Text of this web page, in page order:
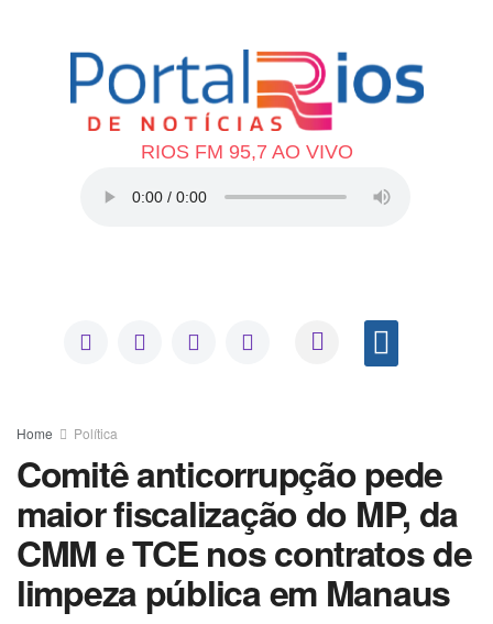
RIOS FM 95,7 AO VIVO
Home Política
Comitê anticorrupção pede
maior fiscalização do MP, da
CMM e TCE nos contratos de
limpeza pública em Manaus